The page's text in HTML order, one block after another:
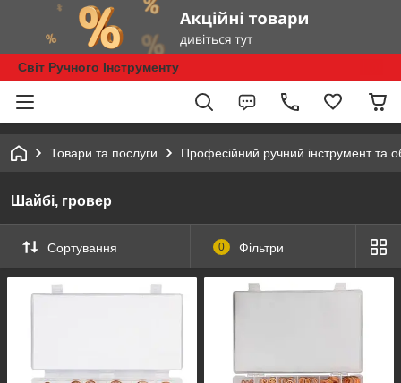
Світ Ручного Інструменту
Товари та послуги Професійний ручний інструмент та
Шайбі, гровер
Сортування 0 Фільтри